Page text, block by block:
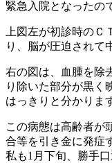
緊急入院となったの
上図左が初診時の
り、脳が圧迫されて
右の図は、血腫を除
り除いた部分が黒く
はっきりと分かりま
この病態は高齢者が
合等を引き金に発症
私も1月下旬、勝手